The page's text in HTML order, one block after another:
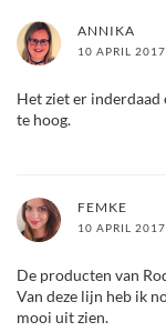
ANNIKA
10 APRIL
Het ziet er
te hoog.
FEMKE
10 APRIL
De producten van
Van deze lijn heb ik
mooi uit zien.